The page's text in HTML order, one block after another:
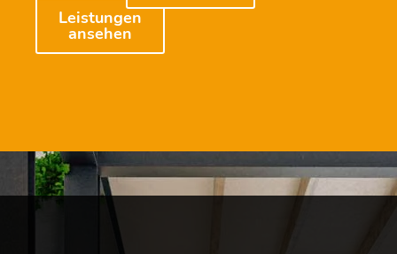
Leistungen
ansehen